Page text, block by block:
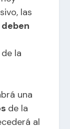
las
de la
una
de la
al